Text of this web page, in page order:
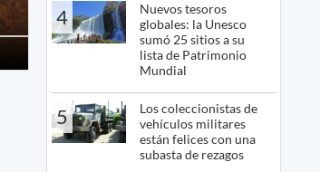
4
Nuevos tesoros
globales: la Unesco
sumó 25 sitios a su
lista de Patrimonio
Mundial
5
Los coleccionistas de
vehículos militares
están felices con una
subasta de rezagos